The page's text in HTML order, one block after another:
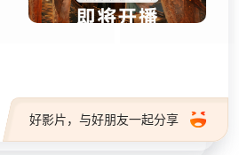
好影片，与好朋友一起分享